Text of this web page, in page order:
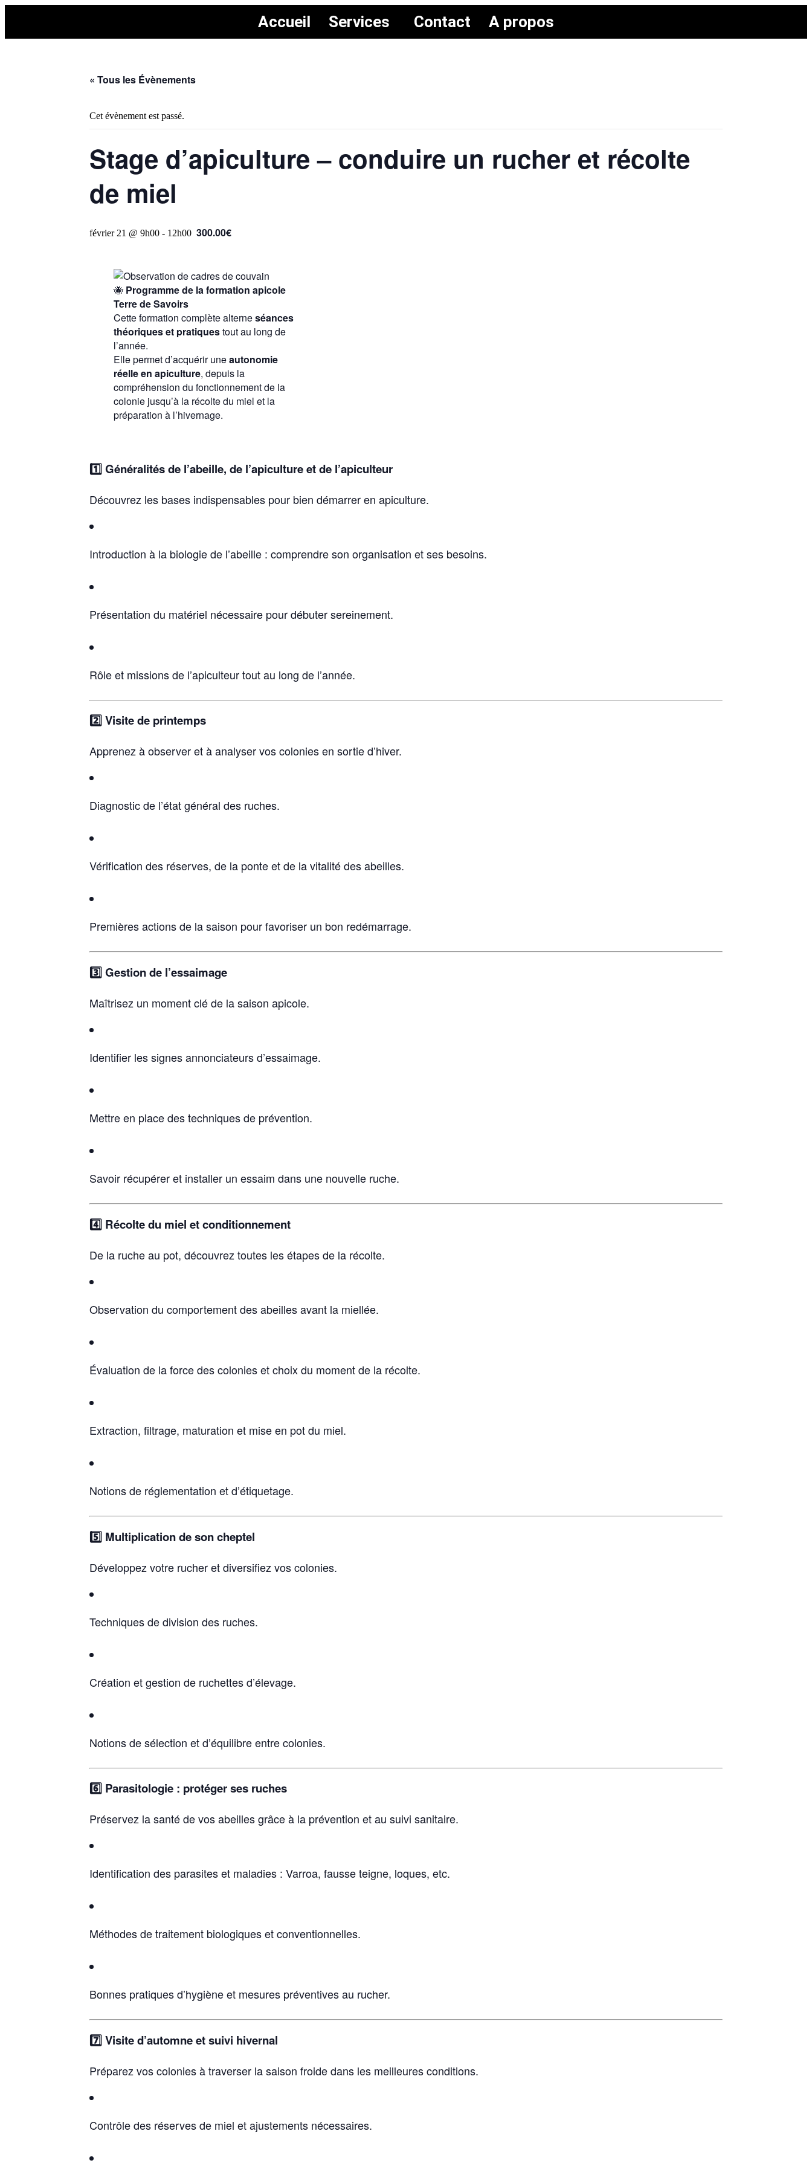
Accueil Services Contact A propos
« Tous les Évènements
Cet évènement est passé.
Stage d’apiculture – conduire un rucher et récolte
de miel
février 21 @ 9h00 - 12h00 300.00€
🐝 Programme de la formation apicole
Terre de Savoirs
Cette formation complète alterneséances
théoriques et pratiquestout au long de
l’année.
Elle permet d’acquérir uneautonomie
réelle en apiculture, depuis la
compréhension du fonctionnement de la
colonie jusqu’à la récolte du miel et la
préparation à l’hivernage.
1️⃣ Généralités de l’abeille, de l’apiculture et de l’apiculteur
Découvrez les bases indispensables pour bien démarrer en apiculture.
Introduction à la biologie de l’abeille : comprendre son organisation et ses besoins.
Présentation du matériel nécessaire pour débuter sereinement.
Rôle et missions de l’apiculteur tout au long de l’année.
2️⃣ Visite de printemps
Apprenez à observer et à analyser vos colonies en sortie d’hiver.
Diagnostic de l’état général des ruches.
Vérification des réserves, de la ponte et de la vitalité des abeilles.
Premières actions de la saison pour favoriser un bon redémarrage.
3️⃣ Gestion de l’essaimage
Maîtrisez un moment clé de la saison apicole.
Identifier les signes annonciateurs d’essaimage.
Mettre en place des techniques de prévention.
Savoir récupérer et installer un essaim dans une nouvelle ruche.
4️⃣ Récolte du miel et conditionnement
De la ruche au pot, découvrez toutes les étapes de la récolte.
Observation du comportement des abeilles avant la miellée.
Évaluation de la force des colonies et choix du moment de la récolte.
Extraction, filtrage, maturation et mise en pot du miel.
Notions de réglementation et d’étiquetage.
5️⃣ Multiplication de son cheptel
Développez votre rucher et diversifiez vos colonies.
Techniques de division des ruches.
Création et gestion de ruchettes d’élevage.
Notions de sélection et d’équilibre entre colonies.
6️⃣ Parasitologie : protéger ses ruches
Préservez la santé de vos abeilles grâce à la prévention et au suivi sanitaire.
Identification des parasites et maladies : Varroa, fausse teigne, loques, etc.
Méthodes de traitement biologiques et conventionnelles.
Bonnes pratiques d’hygiène et mesures préventives au rucher.
7️⃣ Visite d’automne et suivi hivernal
Préparez vos colonies à traverser la saison froide dans les meilleures conditions.
Contrôle des réserves de miel et ajustements nécessaires.